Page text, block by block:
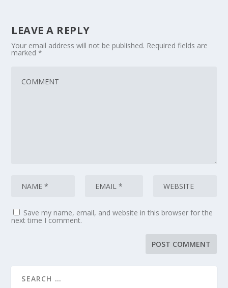
LEAVE A REPLY
Your email address will not be published. Required fields are
marked*
Save my name, email, and website in this browser for the
next time I comment.